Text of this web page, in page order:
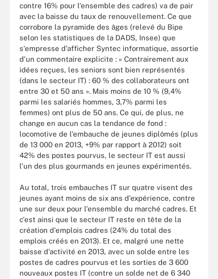
contre 16% pour l'ensemble des cadres) va de pair
avec la baisse du taux de renouvellement. Ce que
corrobore la pyramide des âges (relevé du Bipe
selon les statistiques de la DADS, Insee) que
s'empresse d'afficher Syntec informatique, assortie
d'un commentaire explicite : « Contrairement aux
idées reçues, les seniors sont bien représentés
(dans le secteur IT) : 60 % des collaborateurs ont
entre 30 et 50 ans ». Mais moins de 10 % (9,4%
parmi les salariés hommes, 3,7% parmi les
femmes) ont plus de 50 ans. Ce qui, de plus, ne
change en aucun cas la tendance de fond :
locomotive de l'embauche de jeunes diplômés (plus
de 13 000 en 2013, +9% par rapport à 2012) soit
42% des postes pourvus, le secteur IT est aussi
l'un des plus gourmands en jeunes expérimentés.
Au total, trois embauches IT sur quatre visent des
jeunes ayant moins de six ans d'expérience, contre
une sur deux pour l'ensemble du marché cadres. Et
c'est ainsi que le secteur IT reste en tête de la
création d'emplois cadres (24% du total des
emplois créés en 2013). Et ce, malgré une nette
baisse d'activité en 2013, avec un solde entre les
postes de cadres pourvus et les sorties de 3 600
nouveaux postes IT (contre un solde net de 6 340